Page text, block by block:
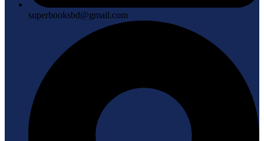
superbooksbd@gmail.com